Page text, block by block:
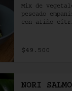
Mix de
pescado
con aliño
$49.500
NORI